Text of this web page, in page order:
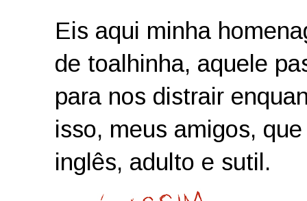
Eis aqui minha
de toalhinha, aquele
para nos distrair
isso, meus amigos,
inglês, adulto e sutil.